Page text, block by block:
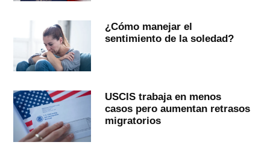
¿Cómo manejar el
sentimiento de la soledad?
USCIS trabaja en menos
casos pero aumentan retrasos
migratorios